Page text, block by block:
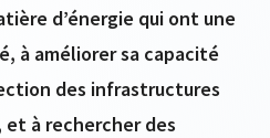
d’énergie qui ont une
à améliorer sa capacité
des infrastructures
à rechercher des